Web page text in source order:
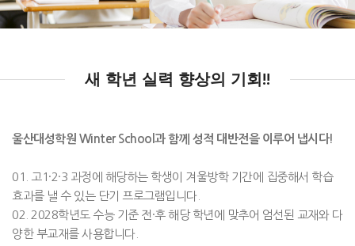
새 학년 실력 향상의 기회!!
울산대성학원 Winter School과 함께 성적 대반전을 이루어 냅시다!
01. 고1·2·3 과정에 해당하는 학생이 겨울방학 기간에 집중해서 학습
효과를 낼 수 있는 단기 프로그램입니다.
02. 2028학년도 수능 기준 전·후 해당 학년에 맞추어 엄선된 교재와 다
양한 부교재를 사용합니다.